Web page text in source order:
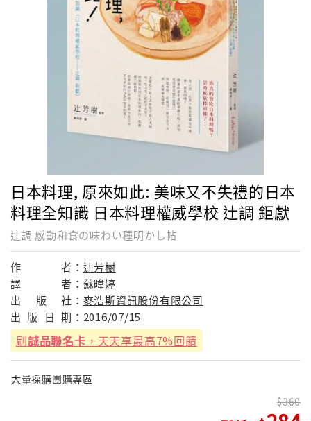
日本料理, 原來如此: 美味又不失禮的日本
料理全知識 日本料理權威學校 辻調 鉅獻
辻調 感動和食の味わい種明かし帖
作 者： 辻芳樹
譯
者： 蘇暐婷
出
版 社： 麥浩斯資訊股份有限公司
出 版 日 期： 2016/07/15
刷誠品聯名卡 ，天天享最高7%回饋
大量採購團購專區
360